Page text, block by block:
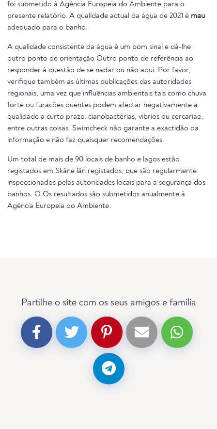
foi submetido à Agência Europeia do Ambiente para o
presente relatório. A qualidade actual da água de 2021 é mau
adequado para o banho.
A qualidade consistente da água é um bom sinal e dá-lhe
outro ponto de orientação Outro ponto de referência ao
responder à questão de se nadar ou não aqui. Por favor,
verifique também as últimas publicações das autoridades
regionais, uma vez que influências ambientais tais como chuva
forte ou furacões quentes podem afectar negativamente a
qualidade a curto prazo. cianobactérias, vibrios ou cercariae,
entre outras coisas. Swimcheck não garante a exactidão da
informação e não faz quaisquer recomendações.
Um total de mais de 90 locais de banho e lagos estão
registados em Skåne län registados, que são regularmente
inspeccionados pelas autoridades locais para a segurança dos
banhos. O Os resultados são submetidos anualmente à
Agência Europeia do Ambiente.
Partilhe o site com os seus amigos e família